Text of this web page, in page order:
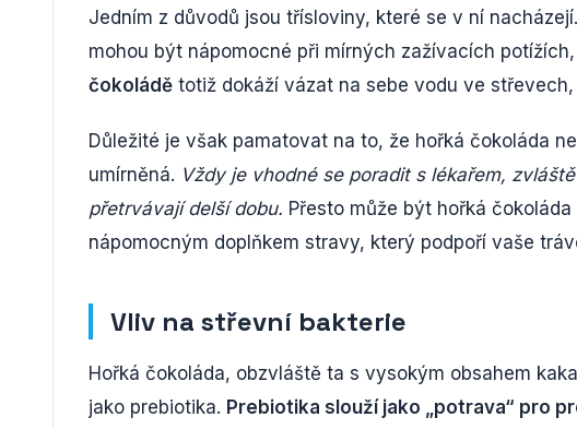
Jedním z důvodů jsou třísloviny, které se v ní
mohou být nápomocné při mírných zažívacích
čokoládě totiž dokáží vázat na sebe vodu ve
Důležité je však pamatovat na to, že hořká čokoláda
umírněná. Vždy je vhodné se poradit s lékařem,
přetrvávají delší dobu. Přesto může být hořká
nápomocným doplňkem stravy, který podpoří vaše
Vliv na střevní bakterie
Hořká čokoláda, obzvláště ta s vysokým obsahem
jako prebiotika. Prebiotika slouží jako „potrava“ pro